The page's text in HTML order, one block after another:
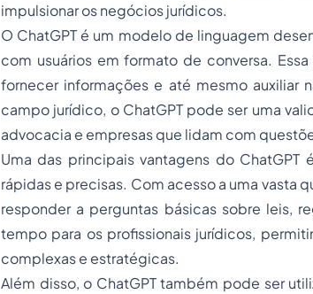
impulsionar os negócios jurídicos.
O ChatGPT é um modelo de linguagem
com usuários em formato de conversa.
fornecer informações e até mesmo auxiliar
campo jurídico, o ChatGPT pode ser uma
advocacia e empresas que lidam com
Uma das principais vantagens do
rápidas e precisas. Com acesso a uma vasta
responder a perguntas básicas sobre leis,
tempo para os profissionais jurídicos,
complexas e estratégicas.
Além disso, o ChatGPT também pode ser